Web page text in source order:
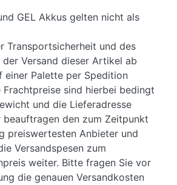
GEL Akkus gelten nicht als
Transportsicherheit und des
Versand dieser Artikel ab
einer Palette per Spedition
Frachtpreise sind hierbei bedingt
und die Lieferadresse
beauftragen den zum Zeitpunkt
preiswertesten Anbieter und
Versandspesen zum
weiter. Bitte fragen Sie vor
die genauen Versandkosten